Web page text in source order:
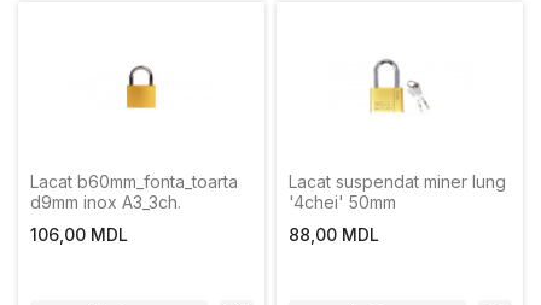
Lacat b60mm_fonta_toarta
d9mm inox A3_3ch.
106,00 MDL
Lacat suspendat miner lung
'4chei' 50mm
88,00 MDL